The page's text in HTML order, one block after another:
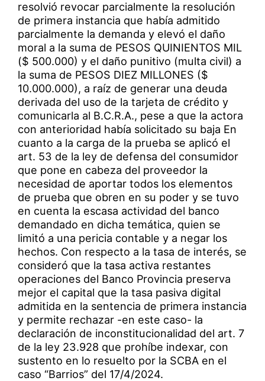
resolvió revocar parcialmente la resolución
de primera instancia que había admitido
parcialmente la demanda y elevó el daño
moral a la suma de PESOS QUINIENTOS MIL
($ 500.000) y el daño punitivo (multa civil) a
la suma de PESOS DIEZ MILLONES ($
10.000.000), a raíz de generar una deuda
derivada del uso de la tarjeta de crédito y
comunicarla al B.C.R.A., pese a que la actora
con anterioridad había solicitado su baja En
cuanto a la carga de la prueba se aplicó el
art. 53 de la ley de defensa del consumidor
que pone en cabeza del proveedor la
necesidad de aportar todos los elementos
de prueba que obren en su poder y se tuvo
en cuenta la escasa actividad del banco
demandado en dicha temática, quien se
limitó a una pericia contable y a negar los
hechos. Con respecto a la tasa de interés, se
consideró que la tasa activa restantes
operaciones del Banco Provincia preserva
mejor el capital que la tasa pasiva digital
admitida en la sentencia de primera instancia
y permite rechazar -en este caso- la
declaración de inconstitucionalidad del art. 7
de la ley 23.928 que prohíbe indexar, con
sustento en lo resuelto por la SCBA en el
caso “Barrios” del 17/4/2024.